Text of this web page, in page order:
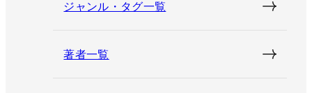
ジャンル・タグ一覧
著者一覧